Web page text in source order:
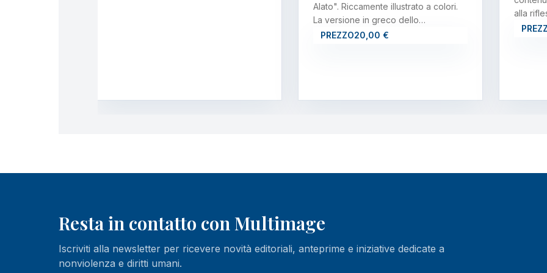
Alato". Riccamente illustrato a colori.
La versione in greco dello…
PREZZO20,00 €
alla
Resta in contatto con Multimage
Iscriviti alla newsletter per ricevere novità editoriali, anteprime e iniziative dedicate a
nonviolenza e diritti umani.